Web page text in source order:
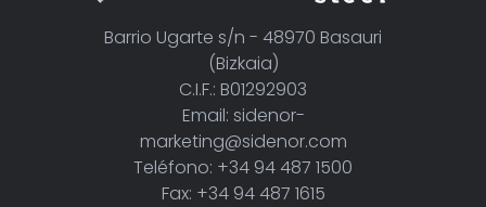
Barrio Ugarte s/n - 48970 Basauri
(Bizkaia)
C.I.F.: B01292903
Email: sidenor-
marketing@sidenor.com
Teléfono: +34 94 487 1500
Fax: +34 94 487 1615